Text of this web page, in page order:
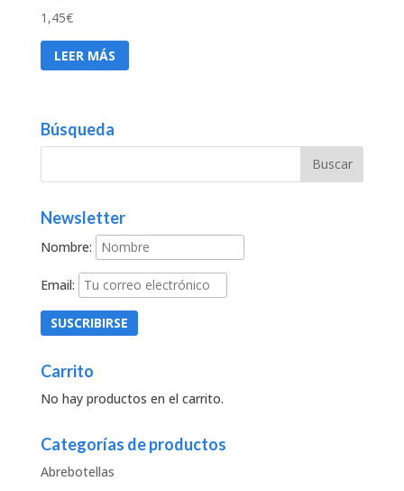
1,45€
LEER MÁS
Búsqueda
Newsletter
Nombre:
Email:
Carrito
No hay productos en el carrito.
Categorías de productos
Abrebotellas